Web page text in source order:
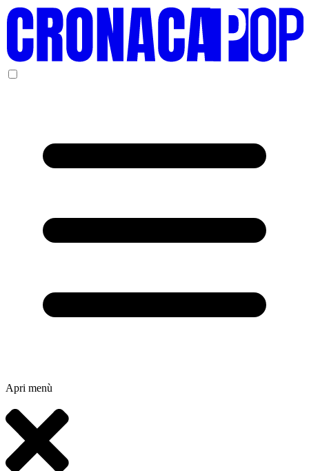
Apri menù